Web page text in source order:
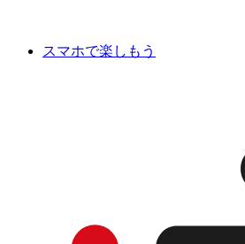
スマホで楽しもう